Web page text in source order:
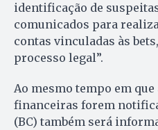
identificação de
comunicados para
contas vinculadas às
processo legal”.
Ao mesmo tempo em
financeiras forem
(BC) também será